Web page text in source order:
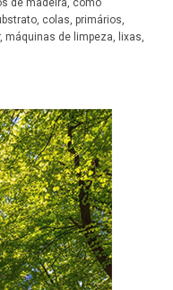
colas, primários,
de limpeza, lixas,